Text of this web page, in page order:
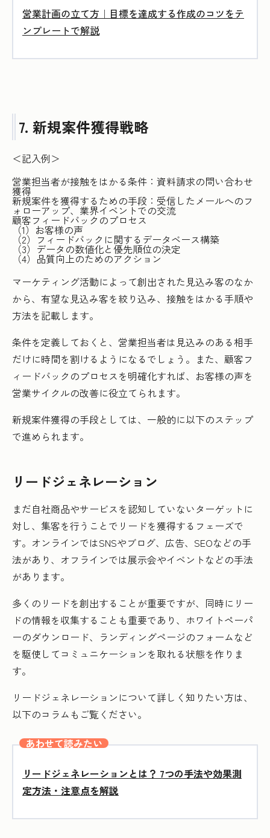
営業計画の立て方｜目標を達成する作成のコツをテ
ンプレートで解説
7. 新規案件獲得戦略
＜記入例＞
営業担当者が接触をはかる条件：資料請求の問い合わせ
獲得
新規案件を獲得するための手段：受信したメールへのフ
ォローアップ、業界イベントでの交流
顧客フィードバックのプロセス
（1）お客様の声
（2）フィードバックに関するデータベース構築
（3）データの数値化と優先順位の決定
（4）品質向上のためのアクション
マーケティング活動によって創出された見込み客のなか
から、有望な見込み客を絞り込み、接触をはかる手順や
方法を記載します。
条件を定義しておくと、営業担当者は見込みのある相手
だけに時間を割けるようになるでしょう。また、顧客フ
ィードバックのプロセスを明確化すれば、お客様の声を
営業サイクルの改善に役立てられます。
新規案件獲得の手段としては、一般的に以下のステップ
で進められます。
リードジェネレーション
まだ自社商品やサービスを認知していないターゲットに
対し、集客を行うことでリードを獲得するフェーズで
す。オンラインではSNSやブログ、広告、SEOなどの手
法があり、オフラインでは展示会やイベントなどの手法
があります。
多くのリードを創出することが重要ですが、同時にリー
ドの情報を収集することも重要であり、ホワイトペーパ
ーのダウンロード、ランディングページのフォームなど
を駆使してコミュニケーションを取れる状態を作りま
す。
リードジェネレーションについて詳しく知りたい方は、
以下のコラムもご覧ください。
あわせて読みたい
リードジェネレーションとは？ 7つの手法や効果測
定方法・注意点を解説